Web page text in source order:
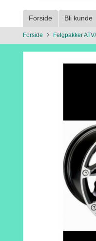
Forside Bli kunde
Forside Felgpakker